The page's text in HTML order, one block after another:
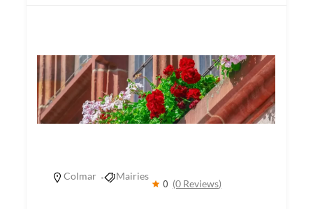
Colmar Mairies
0 (0 Reviews)